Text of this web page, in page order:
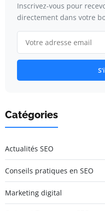
Inscrivez-vous pour
directement dans votre
Catégories
Actualités SEO
Conseils pratiques en SEO
Marketing digital